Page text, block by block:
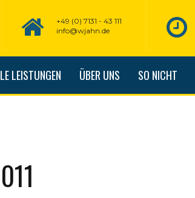
+49 (0) 7131 - 43 111
info@wjahn.de
LEISTUNGEN ÜBER UNS SO NICHT